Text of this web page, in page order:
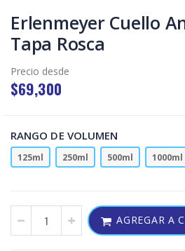
to
the
beginning
of
images
gallery
Erlenmeyer Cuello
Tapa Rosca
Precio desde
$69,300
RANGO DE VOLUMEN
125ml 250ml 500ml 1000ml
AGREGAR A